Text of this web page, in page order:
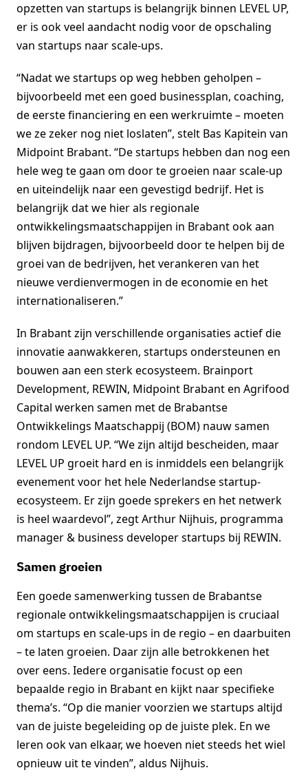
opzetten van startups is belangrijk binnen LEVEL UP,
er is ook veel aandacht nodig voor de opschaling
van startups naar scale-ups.
“Nadat we startups op weg hebben geholpen –
bijvoorbeeld met een goed businessplan, coaching,
de eerste financiering en een werkruimte – moeten
we ze zeker nog niet loslaten”, stelt Bas Kapitein van
Midpoint Brabant. “De startups hebben dan nog een
hele weg te gaan om door te groeien naar scale-up
en uiteindelijk naar een gevestigd bedrijf. Het is
belangrijk dat we hier als regionale
ontwikkelingsmaatschappijen in Brabant ook aan
blijven bijdragen, bijvoorbeeld door te helpen bij de
groei van de bedrijven, het verankeren van het
nieuwe verdienvermogen in de economie en het
internationaliseren.”
In Brabant zijn verschillende organisaties actief die
innovatie aanwakkeren, startups ondersteunen en
bouwen aan een sterk ecosysteem. Brainport
Development, REWIN, Midpoint Brabant en Agrifood
Capital werken samen met de Brabantse
Ontwikkelings Maatschappij (BOM) nauw samen
rondom LEVEL UP. “We zijn altijd bescheiden, maar
LEVEL UP groeit hard en is inmiddels een belangrijk
evenement voor het hele Nederlandse startup-
ecosysteem. Er zijn goede sprekers en het netwerk
is heel waardevol”, zegt Arthur Nijhuis, programma
manager & business developer startups bij REWIN.
Samen groeien
Een goede samenwerking tussen de Brabantse
regionale ontwikkelingsmaatschappijen is cruciaal
om startups en scale-ups in de regio – en daarbuiten
– te laten groeien. Daar zijn alle betrokkenen het
over eens. Iedere organisatie focust op een
bepaalde regio in Brabant en kijkt naar specifieke
thema’s. “Op die manier voorzien we startups altijd
van de juiste begeleiding op de juiste plek. En we
leren ook van elkaar, we hoeven niet steeds het wiel
opnieuw uit te vinden”, aldus Nijhuis.